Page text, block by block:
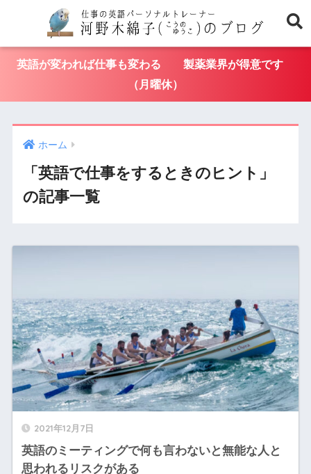
英語が変われば仕事も変わる 製薬業界が得意です
（月曜休）
ホーム
「英語で仕事をするときのヒント」
の記事一覧
2021年12月7日
英語のミーティングで何も言わないと無能な人と
思われるリスクがある